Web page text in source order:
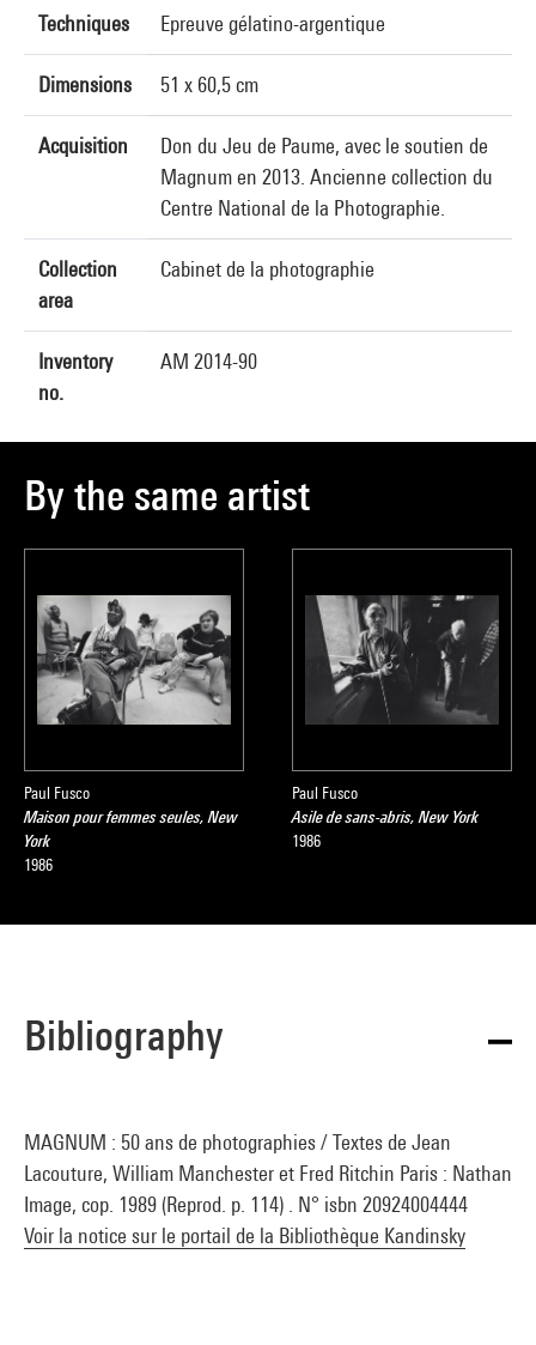
Techniques Epreuve gélatino-argentique
Dimensions 51 x 60,5 cm
Acquisition
Don du Jeu de Paume, avec le soutien de
Magnum en 2013. Ancienne collection du
Centre National de la Photographie.
Collection
area
Cabinet de la photographie
Inventory
no.
AM 2014-90
By the same artist
Paul Fusco
Maison pour femmes seules, New
York
1986
Paul Fusco
Asile de sans-abris, New York
1986
Bibliography
MAGNUM : 50 ans de photographies / Textes de Jean
Lacouture, William Manchester et Fred Ritchin Paris : Nathan
Image, cop. 1989 (Reprod. p. 114) . N° isbn 20924004444
Voir la notice sur le portail de la Bibliothèque Kandinsky